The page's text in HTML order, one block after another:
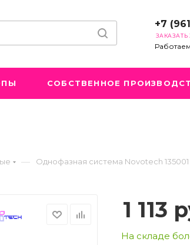
+7
ЗАКАЗАТЬ
СОБСТВЕННОЕ
— Однофазная система Novotech 135001
1 113
На складе